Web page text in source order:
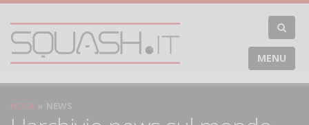
MENU
HOME NEWS